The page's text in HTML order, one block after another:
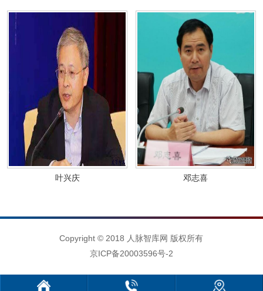
叶兴庆 邓志喜
Copyright © 2018 人脉智库网 版权所有
京ICP备20003596号-2